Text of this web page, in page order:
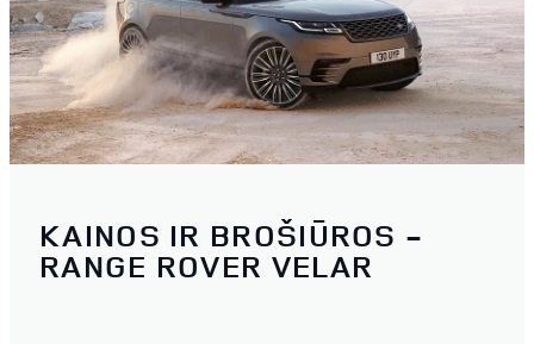
KAINOS IR BROŠIŪROS -
RANGE ROVER VELAR